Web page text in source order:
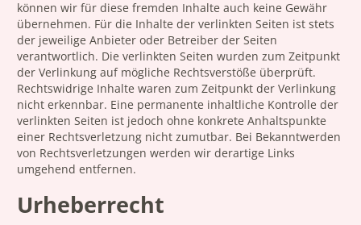
können wir für diese fremden Inhalte auch keine Gewähr
übernehmen. Für die Inhalte der verlinkten Seiten ist stets
der jeweilige Anbieter oder Betreiber der Seiten
verantwortlich. Die verlinkten Seiten wurden zum Zeitpunkt
der Verlinkung auf mögliche Rechtsverstöße überprüft.
Rechtswidrige Inhalte waren zum Zeitpunkt der Verlinkung
nicht erkennbar. Eine permanente inhaltliche Kontrolle der
verlinkten Seiten ist jedoch ohne konkrete Anhaltspunkte
einer Rechtsverletzung nicht zumutbar. Bei Bekanntwerden
von Rechtsverletzungen werden wir derartige Links
umgehend entfernen.
Urheberrecht